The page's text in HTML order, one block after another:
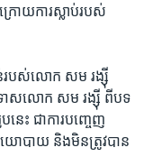
ោយ​ការ​ស្លាប់​របស់​
ន់​របស់​លោក សម រង្ស៊ី
ទោស​លោក​ សម រង្ស៊ី ពី​បទ
េះ ជា​ការ​បញ្ចេញ​
យោបាយ និង​មិន​ត្រូវ​បាន​